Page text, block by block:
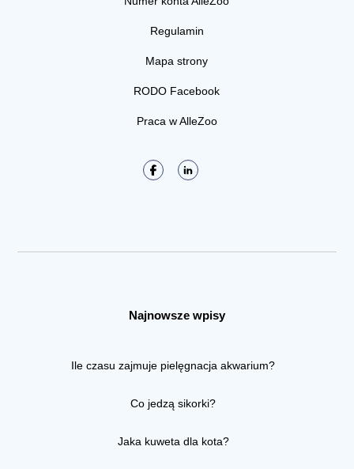
Regulamin
Mapa strony
RODO Facebook
Praca w AlleZoo
Najnowsze wpisy
Ile czasu zajmuje pielęgnacja akwarium?
Co jedzą sikorki?
Jaka kuweta dla kota?